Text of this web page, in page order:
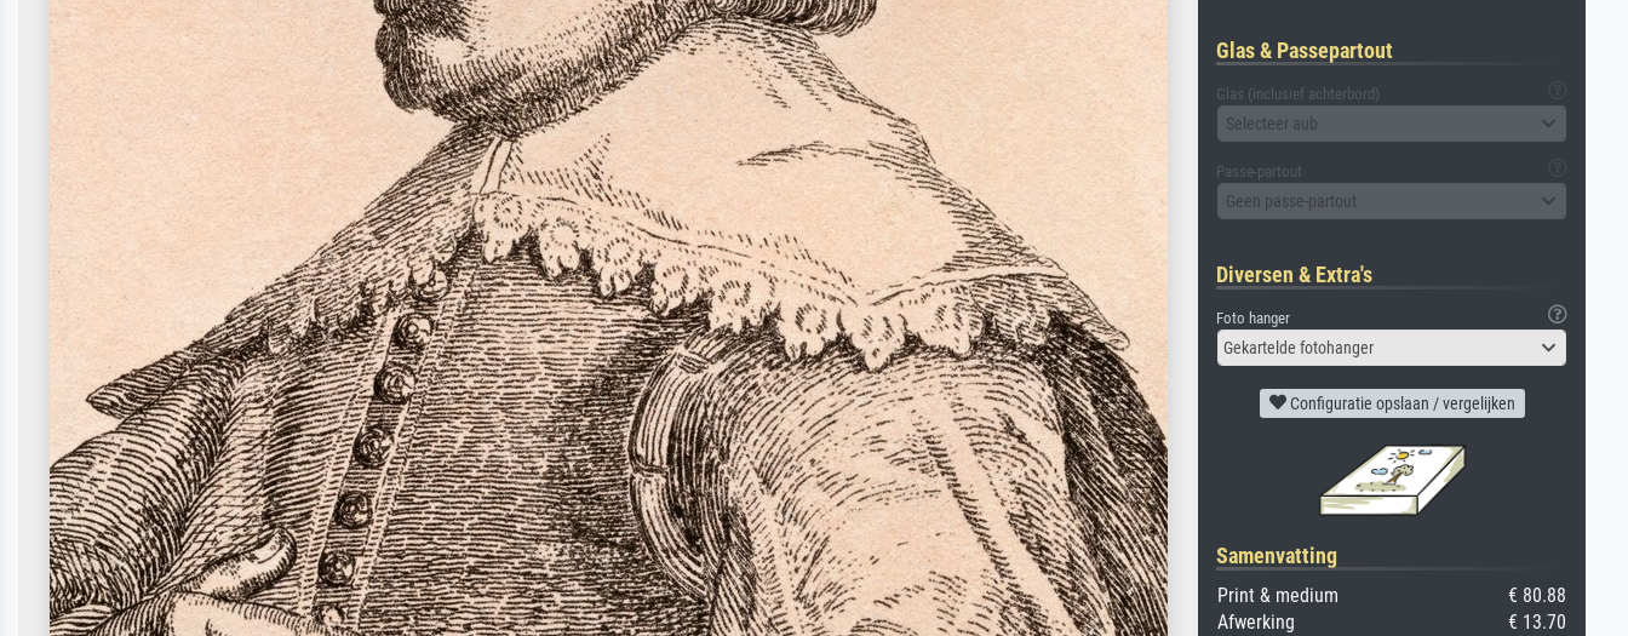
Glas & Passepartout
Glas (inclusief achterbord)
Selecteer aub
Passe-partout
Geen passe-partout
Diversen & Extra's
Foto hanger
Gekartelde fotohanger
Configuratie opslaan / vergelijken
Samenvatting
Print & medium
€ 80.88
Afwerking
€ 13.70